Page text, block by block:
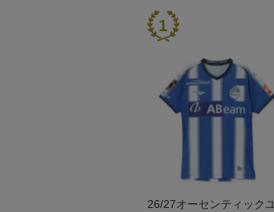
26/27オーセンティックユ